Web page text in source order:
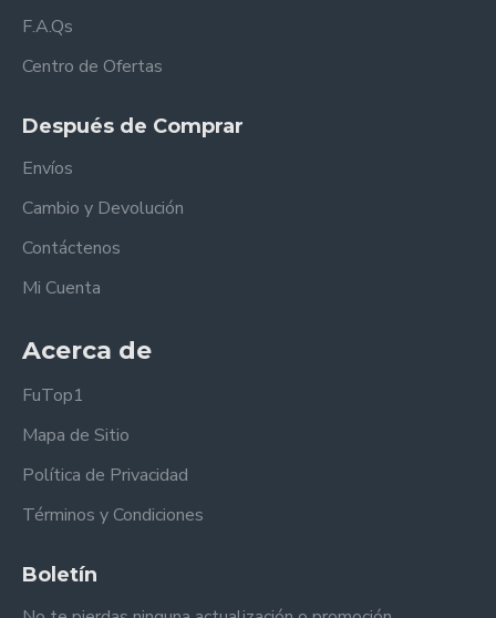
F.A.Qs
Centro de Ofertas
Después de Comprar
Envíos
Cambio y Devolución
Contáctenos
Mi Cuenta
Acerca de
FuTop1
Mapa de Sitio
Política de Privacidad
Términos y Condiciones
Boletín